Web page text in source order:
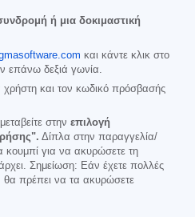
ή μια δοκιμαστική
και κάντε κλικ στο
επάνω δεξιά γωνία.
χρήστη και τον κωδικό πρόσβασής
στην επιλογή
Δίπλα στην παραγγελία/
κουμπί για να ακυρώσετε τη
Σημείωση: Εάν έχετε πολλές
θα πρέπει να τα ακυρώσετε